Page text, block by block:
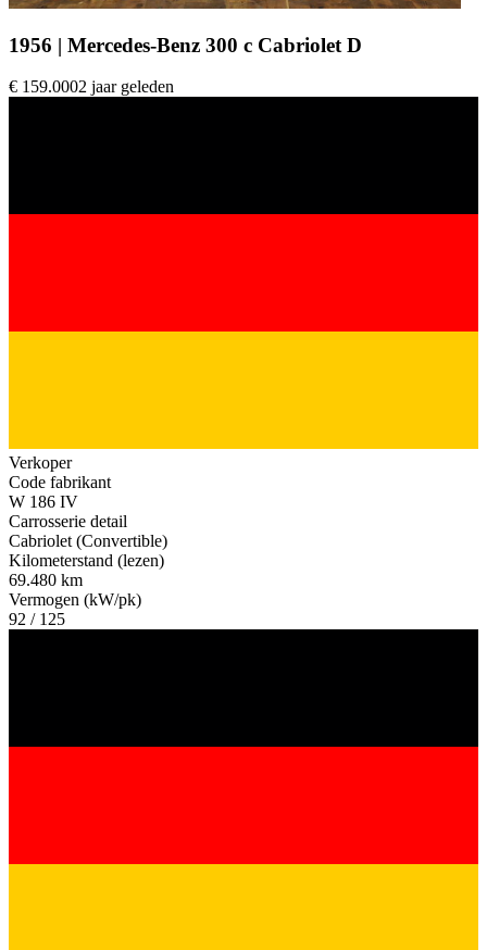
1956 | Mercedes-Benz 300 c Cabriolet D
€ 159.0002 jaar geleden
Verkoper
Code fabrikant
W 186 IV
Carrosserie detail
Cabriolet (Convertible)
Kilometerstand (lezen)
69.480 km
Vermogen (kW/pk)
92 / 125